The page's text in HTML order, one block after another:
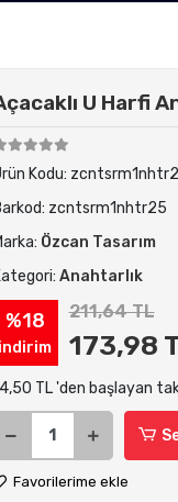
U Harfi
Kodu:
zcntsrm1nhtr25
Özcan Tasarım
Anahtarlık
%18
indirim
211,64 TL
173,98
TL 'den başlayan
Favorilerime ekle